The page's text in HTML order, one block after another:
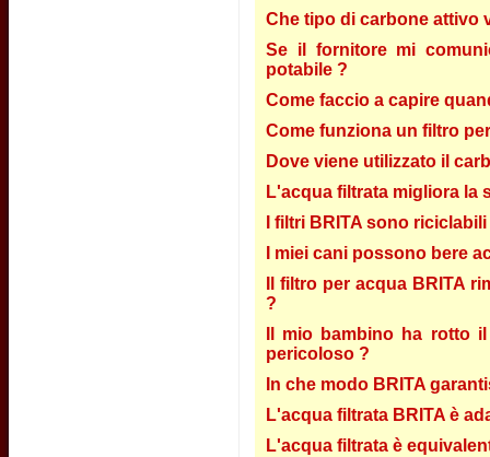
Che tipo di carbone attivo
Se il fornitore mi
potabile ?
Come faccio a capire
Come funziona un filtro
Dove viene utilizzato il
L'acqua filtrata migliora la
I filtri BRITA sono
I miei cani possono bere
Il filtro per acqua BRITA
?
Il mio bambino ha rotto
pericoloso ?
In che modo BRITA
L'acqua filtrata BRITA è
L'acqua filtrata è